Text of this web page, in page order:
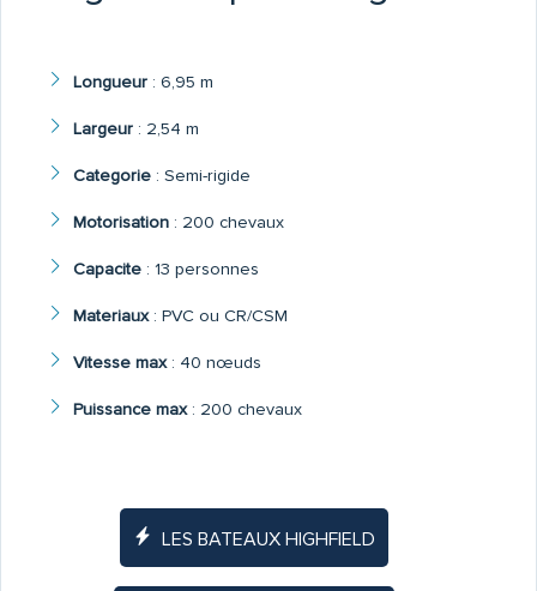
Longueur: 6,95 m
Largeur: 2,54 m
Categorie: Semi-rigide
Motorisation: 200 chevaux
Capacite: 13 personnes
Materiaux: PVC ou CR/CSM
Vitesse max: 40 nœuds
Puissance max: 200 chevaux
LES BATEAUX HIGHFIELD